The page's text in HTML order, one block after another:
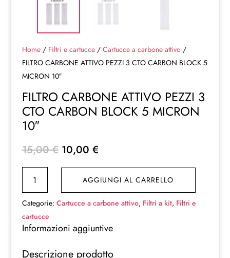
Home/ Filtri e cartucce/ Cartucce a carbone attivo /
FILTRO CARBONE ATTIVO PEZZI 3 CTO CARBON BLOCK 5
MICRON 10″
FILTRO CARBONE ATTIVO PEZZI 3
CTO CARBON BLOCK 5 MICRON
10″
15,00€ Il
originale
era:
15,00 €.
10,00 €Il
attuale
è:
10,00 €.
CARBONE
ATTIVO
PEZZI
3
CARBON
AGGIUNGI AL CARRELLO
Categorie: Cartucce a carbone attivo, Filtri a kit, Filtri e
cartucce
Informazioni aggiuntive
Descrizione prodotto